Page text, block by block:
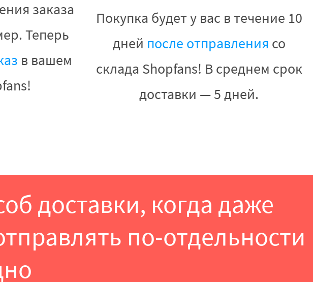
заказа
Теперь
в вашем
Покупка будет у вас в течение 10
дней после отправления со
склада Shopfans! В среднем срок
доставки — 5 дней.
доставки, когда даже
по-отдельности